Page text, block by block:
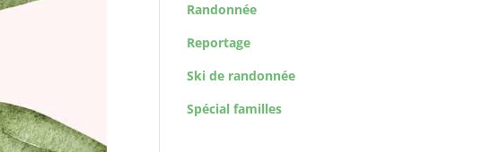
Randonnée
Reportage
Ski de randonnée
Spécial familles